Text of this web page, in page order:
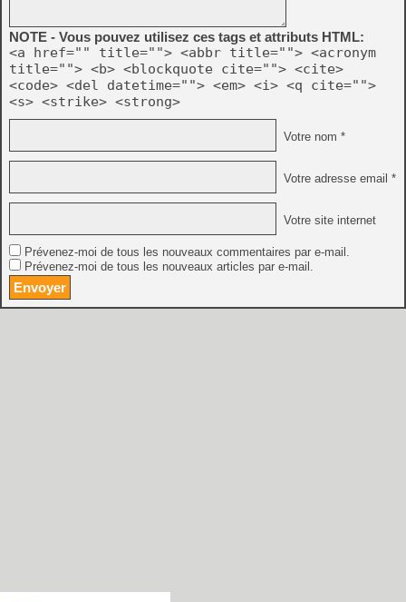
NOTE - Vous pouvez utilisez ces tags et attributs HTML:
<a href="" title=""> <abbr title=""> <acronym
title=""> <b> <blockquote cite=""> <cite>
<code> <del datetime=""> <em> <i> <q cite="">
<s> <strike> <strong>
Votre nom *
Votre adresse email *
Votre site internet
Prévenez-moi de tous les nouveaux commentaires par e-mail.
Prévenez-moi de tous les nouveaux articles par e-mail.